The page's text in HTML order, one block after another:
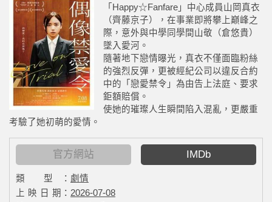
「Happy☆Fanfare」中心成員山岡真衣
（齊藤京子），在事業即將攀上巔峰之
際，意外與中學同學間山敬（倉悠貴）
墜入愛河。
隨著地下戀情曝光，真衣不僅面臨粉絲
的強烈反彈，更被經紀公司以違反合約
中的「戀愛禁令」為由告上法庭、要求
鉅額賠償。
使她的璀璨人生瞬間陷入混亂，更嚴重
考驗了她初萌的愛情。
官方網站 IMDb
類 型： 劇情
上 映 日 期： 2026-07-08